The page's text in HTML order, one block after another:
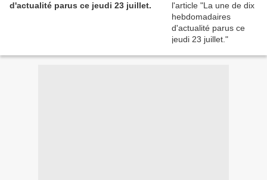
d'actualité parus ce jeudi 23 juillet.